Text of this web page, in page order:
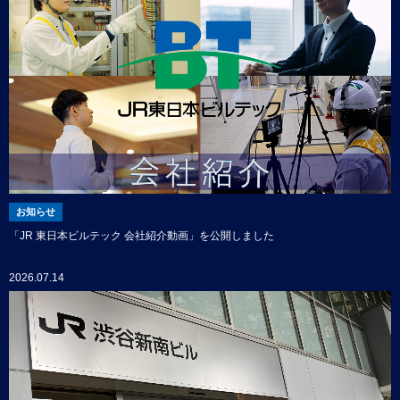
お知らせ
「JR 東日本ビルテック 会社紹介動画」を公開しました
2026.07.14